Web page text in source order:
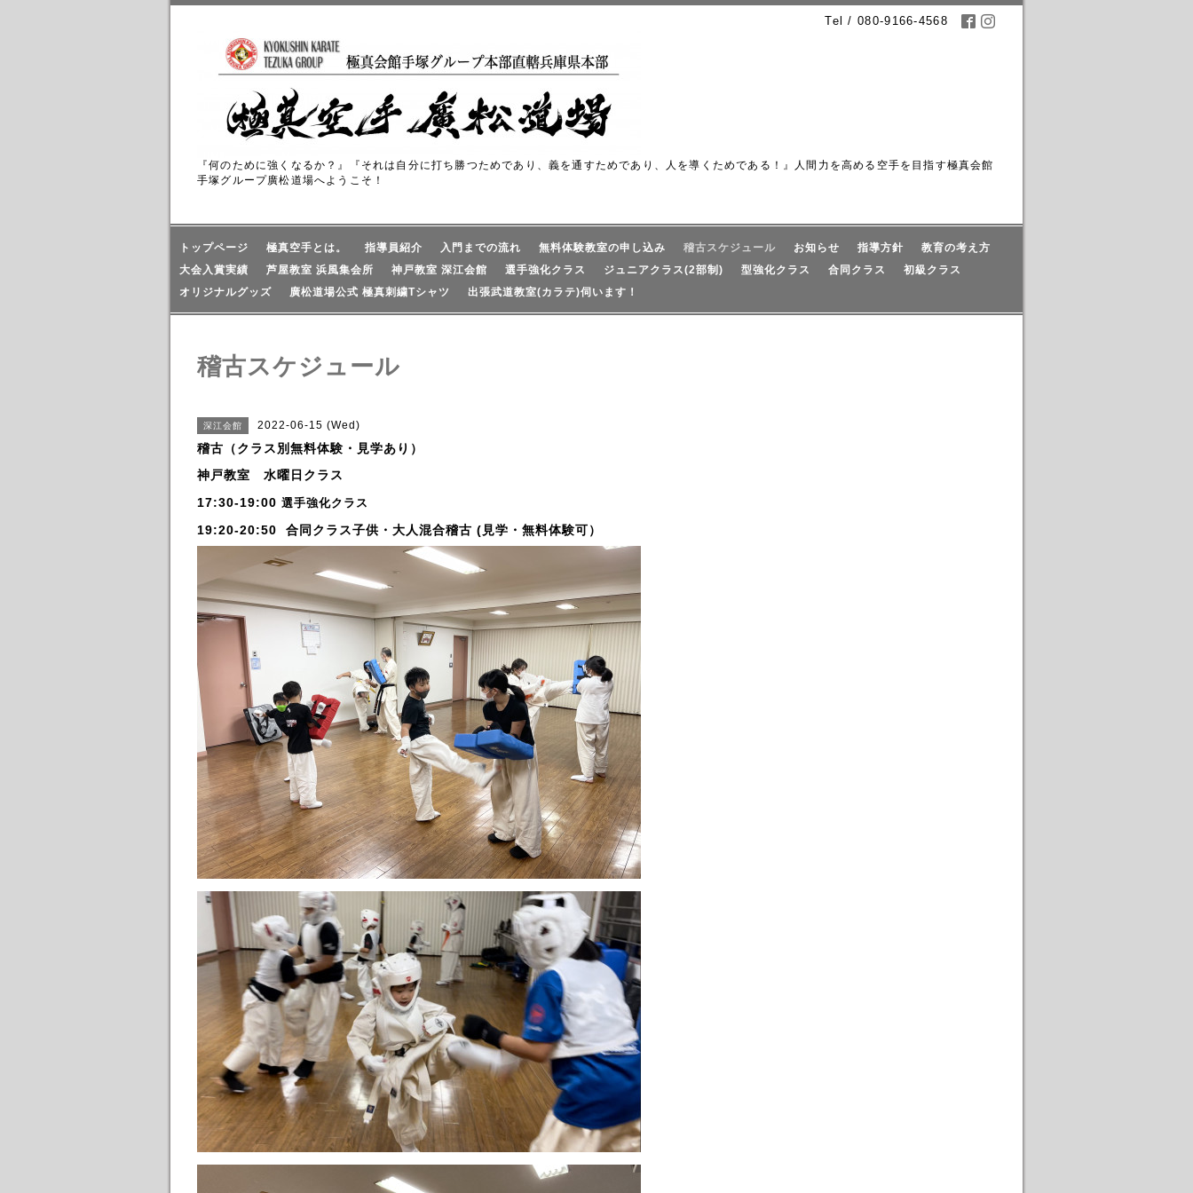
Tel / 080-9166-4568
『何のために強くなるか？』『それは自分に打ち勝つためであり、義を通すためであり、人を導くためである！』人間力を高める空手を目指す極真会館
手塚グループ廣松道場へようこそ！
トップページ 極真空手とは。 指導員紹介 入門までの流れ 無料体験教室の申し込み 稽古スケジュール お知らせ 指導方針
教育の考え方
大会入賞実績
芦屋教室 浜風集会所 神戸教室 深江会館 選手強化クラス ジュニアクラス(2部制) 型強化クラス 合同クラス
初級クラス
オリジナルグッズ
廣松道場公式 極真刺繍Tシャツ 出張武道教室(カラテ)伺います！
稽古スケジュール
深江会館 2022-06-15 (Wed)
稽古（クラス別無料体験・見学あり）
神戸教室 水曜日クラス
17:30-19:00 選手強化クラス
19:20-20:50 合同クラス子供・大人混合稽古 (見学・無料体験可）